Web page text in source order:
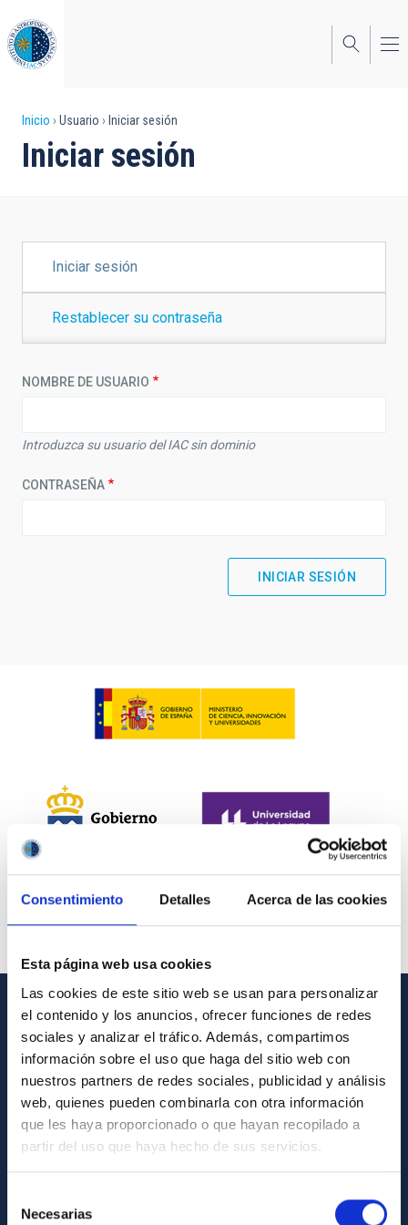
Consentimiento Detalles Acerca de las cookies
Esta página web usa cookies
Las cookies de este sitio web se usan para personalizar
el contenido y los anuncios, ofrecer funciones de redes
sociales y analizar el tráfico. Además, compartimos
información sobre el uso que haga del sitio web con
nuestros partners de redes sociales, publicidad y análisis
web, quienes pueden combinarla con otra información
que les haya proporcionado o que hayan recopilado a
partir del uso que haya hecho de sus servicios.
Necesarias
al
contenido
principal
Sobrescribir
enlaces
la
navegación
Inicio Usuario Iniciar sesión
Iniciar sesión
PRINCIPALES
Iniciar sesión
Restablecer su contraseña
NOMBRE DE USUARIO
Introduzca su usuario del IAC sin dominio
CONTRASEÑA
INFORMACIÓN GENERAL
Contacto
Cómo llegar al IAC
Directorio de personal
Biblioteca